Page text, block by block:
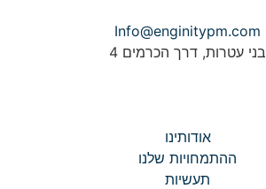
Info@enginitypm.com
בני עטרות, דרך הכרמים 4
אודותינו
ההתמחויות שלנו
תעשיות